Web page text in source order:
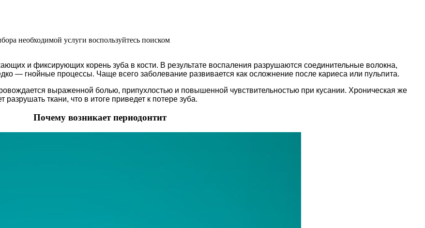
необходимой услуги воспользуйтесь поиском
и фиксирующих корень зуба в кости. В результате воспаления разрушаются соединительные волокна,
— гнойные процессы. Чаще всего заболевание развивается как осложнение после кариеса или пульпита.
выраженной болью, припухлостью и повышенной чувствительностью при кусании. Хроническая же
ткани, что в итоге приведет к потере зуба.
Почему возникает периодонтит